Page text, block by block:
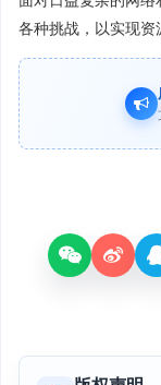
各种挑战，以实现资